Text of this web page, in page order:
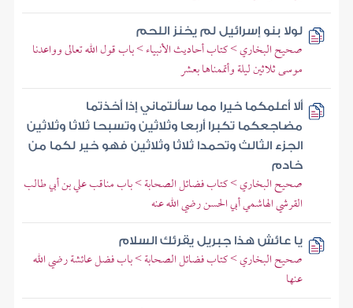
لولا بنو إسرائيل لم يخنز اللحم
صحيح البخاري > كتاب أحاديث الأنبياء > باب قول الله تعالى وواعدنا
موسى ثلاثين ليلة وأتممناها بعشر
ألا أعلمكما خيرا مما سألتماني إذا أخذتما
مضاجعكما تكبرا أربعا وثلاثين وتسبحا ثلاثا وثلاثين
الجزء الثالث وتحمدا ثلاثا وثلاثين فهو خير لكما من
خادم
صحيح البخاري > كتاب فضائل الصحابة > باب مناقب علي بن أبي طالب
القرشي الهاشمي أبي الحسن رضي الله عنه
يا عائش هذا جبريل يقرئك السلام
صحيح البخاري > كتاب فضائل الصحابة > باب فضل عائشة رضي الله
عنها